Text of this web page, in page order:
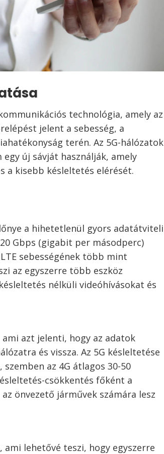
technológia, amely az
jelent a sebesség, a
terén. Az 5G-hálózatok
új sávját használják, amely
a kisebb késleltetés elérését.
a hihetetlenül gyors adatátviteli
Gbps (gigabit per másodperc)
sebességének több mint
az egyszerre több eszköz
nélküli videóhívásokat és
azt jelenti, hogy az adatok
és vissza. Az 5G késleltetése
az 4G átlagos 30-50
csökkentés főként a
önvezető járművek számára lesz
ami lehetővé teszi, hogy egyszerre